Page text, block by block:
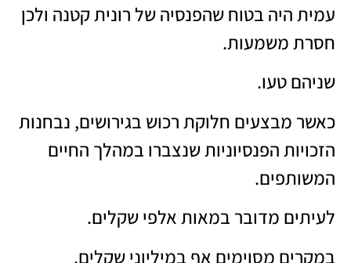
עמית היה בטוח שהפנסיה של רונית קטנה ולכן
חסרת משמעות.
שניהם טעו.
כאשר מבצעים חלוקת רכוש בגירושים, נבחנות
הזכויות הפנסיוניות שנצברו במהלך החיים
המשותפים.
לעיתים מדובר במאות אלפי שקלים.
במקרים מסוימים אף במיליוני שקלים.